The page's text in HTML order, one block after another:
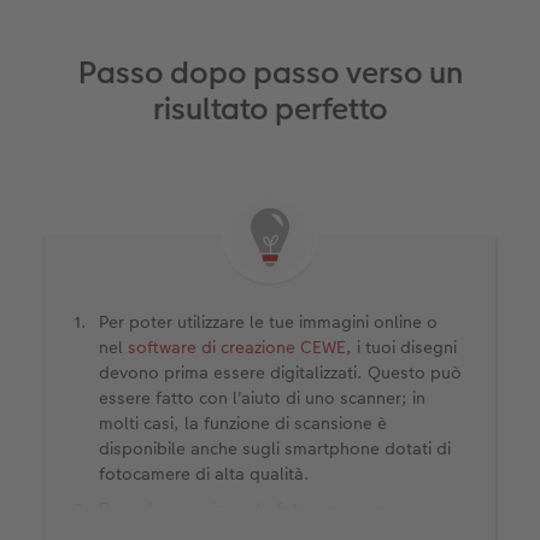
Passo dopo passo verso un
risultato perfetto
Per poter utilizzare le tue immagini online o
nel software di creazione CEWE, i tuoi disegni
devono prima essere digitalizzati. Questo può
essere fatto con l'aiuto di uno scanner; in
molti casi, la funzione di scansione è
disponibile anche sugli smartphone dotati di
fotocamere di alta qualità.